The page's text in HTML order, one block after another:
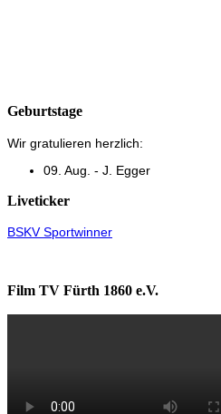
Geburtstage
Wir gratulieren herzlich:
09. Aug. - J. Egger
Liveticker
BSKV Sportwinner
Film TV Fürth 1860 e.V.